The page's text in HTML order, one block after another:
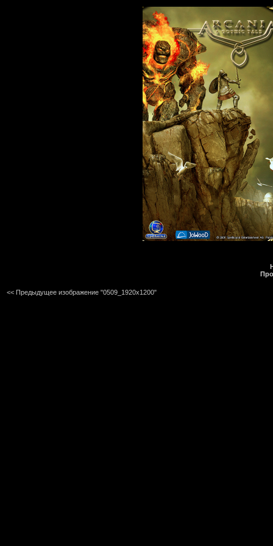
<< Предыдущее изображение "0509_1920x1200"